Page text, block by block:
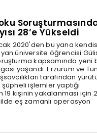
28’e Yükseldi
2020'den bu yana
üniversite öğrencisi
kapsamında yeni
yaşandı. Erzurum ve
tarafından
işlemler yaptığı
kişinin yakalanması için
eş zamanlı operasyon